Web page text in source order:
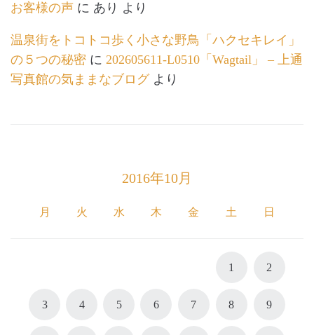
お客様の声 に あり より
温泉街をトコトコ歩く小さな野鳥「ハクセキレイ」
の５つの秘密 に 202605611-L0510「Wagtail」 – 上通
写真館の気ままなブログより
2016年10月
月 火 水 木 金 土 日
1 2
3 4 5 6 7 8 9